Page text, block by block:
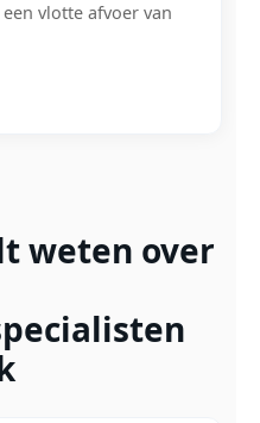
vlotte afvoer van
weten over